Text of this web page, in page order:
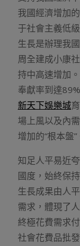
我國經濟增加
于社會主義低
生長是辦理我
周全建成小康
持中高速增加
奉獻率到達
新天下娛樂城
場上風以及內
增加的“根本盤”
知足人平易近
國度，始終保
生長成果由人
需求，體現了
終極花費需求
社會花費品批